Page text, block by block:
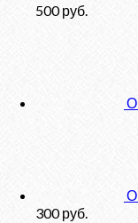
500руб.
300руб.